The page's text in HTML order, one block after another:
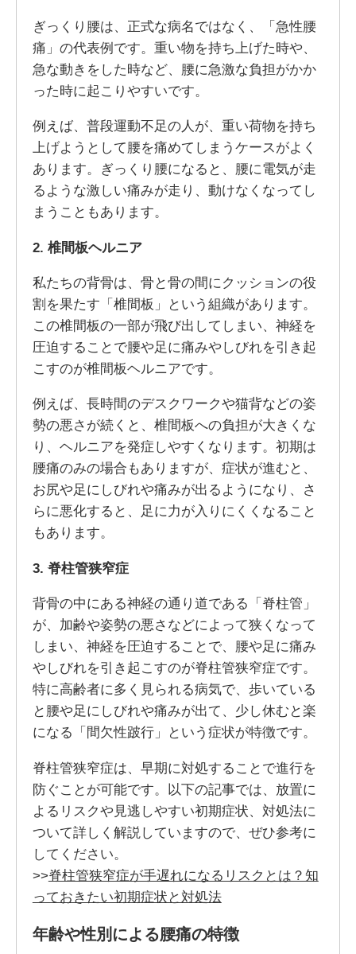
ぎっくり腰は、正式な病名ではなく、「急性腰
痛」の代表例です。重い物を持ち上げた時や、
急な動きをした時など、腰に急激な負担がかか
った時に起こりやすいです。
例えば、普段運動不足の人が、重い荷物を持ち
上げようとして腰を痛めてしまうケースがよく
あります。ぎっくり腰になると、腰に電気が走
るような激しい痛みが走り、動けなくなってし
まうこともあります。
2. 椎間板ヘルニア
私たちの背骨は、骨と骨の間にクッションの役
割を果たす「椎間板」という組織があります。
この椎間板の一部が飛び出してしまい、神経を
圧迫することで腰や足に痛みやしびれを引き起
こすのが椎間板ヘルニアです。
例えば、長時間のデスクワークや猫背などの姿
勢の悪さが続くと、椎間板への負担が大きくな
り、ヘルニアを発症しやすくなります。初期は
腰痛のみの場合もありますが、症状が進むと、
お尻や足にしびれや痛みが出るようになり、さ
らに悪化すると、足に力が入りにくくなること
もあります。
3. 脊柱管狭窄症
背骨の中にある神経の通り道である「脊柱管」
が、加齢や姿勢の悪さなどによって狭くなって
しまい、神経を圧迫することで、腰や足に痛み
やしびれを引き起こすのが脊柱管狭窄症です。
特に高齢者に多く見られる病気で、歩いている
と腰や足にしびれや痛みが出て、少し休むと楽
になる「間欠性跛行」という症状が特徴です。
脊柱管狭窄症は、早期に対処することで進行を
防ぐことが可能です。以下の記事では、放置に
よるリスクや見逃しやすい初期症状、対処法に
ついて詳しく解説していますので、ぜひ参考に
してください。
>>脊柱管狭窄症が手遅れになるリスクとは？知
っておきたい初期症状と対処法
年齢や性別による腰痛の特徴